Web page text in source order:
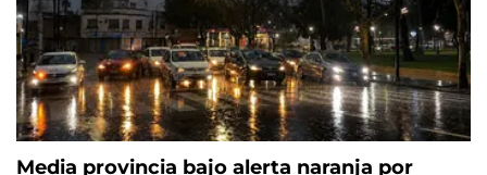
Media provincia bajo alerta naranja por